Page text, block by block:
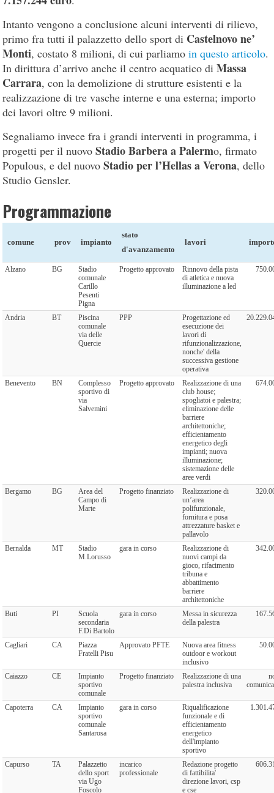
Intanto vengono a conclusione alcuni interventi di rilievo,
primo fra tutti il palazzetto dello sport di Castelnovo ne’
Monti, costato 8 milioni, di cui parliamoin questo articolo.
In dirittura d’arrivo anche il centro acquatico diMassa
Carrara, con la demolizione di strutture esistenti e la
realizzazione di tre vasche interne e una esterna; importo
dei lavori oltre 9 milioni.
Segnaliamo invece fra i grandi interventi in programma, i
progetti per il nuovoStadio Barbera a Palermo, firmato
Populous, e del nuovoStadio per l’Hellas a Verona, dello
Studio Gensler.
Programmazione
comune prov impianto
stato
d'avanzamento
lavori
Alzano BG
Stadio
comunale
Carillo
Pesenti
Pigna
Progetto approvato
Rinnovo della pista
di atletica e nuova
illuminazione a led
Andria BT
Piscina
comunale
via delle
Quercie
PPP
Progettazione ed
esecuzione dei
lavori di
rifunzionalizzazione,
nonche' della
successiva gestione
operativa
Benevento BN
Complesso
sportivo di
via
Salvemini
Progetto approvato
Realizzazione di una
club house;
spogliatoi e palestra;
eliminazione delle
barriere
architettoniche;
efficientamento
energetico degli
impianti; nuova
illuminazione;
sistemazione delle
aree verdi
Bergamo BG
Area del
Campo di
Marte
Progetto finanziato
Realizzazione di
un’area
polifunzionale,
fornitura e posa
attrezzature basket e
pallavolo
Bernalda MT
Stadio
M.Lorusso
gara in corso
Realizzazione di
nuovi campi da
gioco, rifacimento
tribuna e
abbattimento
barriere
architettoniche
Buti PI
Scuola
secondaria
F.Di Bartolo
gara in corso
Messa in sicurezza
della palestra
Cagliari CA
Piazza
Fratelli Pisu
Approvato PFTE
Nuova area fitness
outdoor e workout
inclusivo
Caiazzo CE
Impianto
sportivo
comunale
Progetto finanziato
Realizzazione di una
palestra inclusiva
Capoterra CA
Impianto
sportivo
comunale
Santarosa
gara in corso
Riqualificazione
funzionale e di
efficientamento
energetico
dell'impianto
sportivo
Capurso TA
Palazzetto
dello sport
via Ugo
Foscolo
incarico
professionale
Redazione progetto
di fattibilita'
direzione lavori, csp
e cse